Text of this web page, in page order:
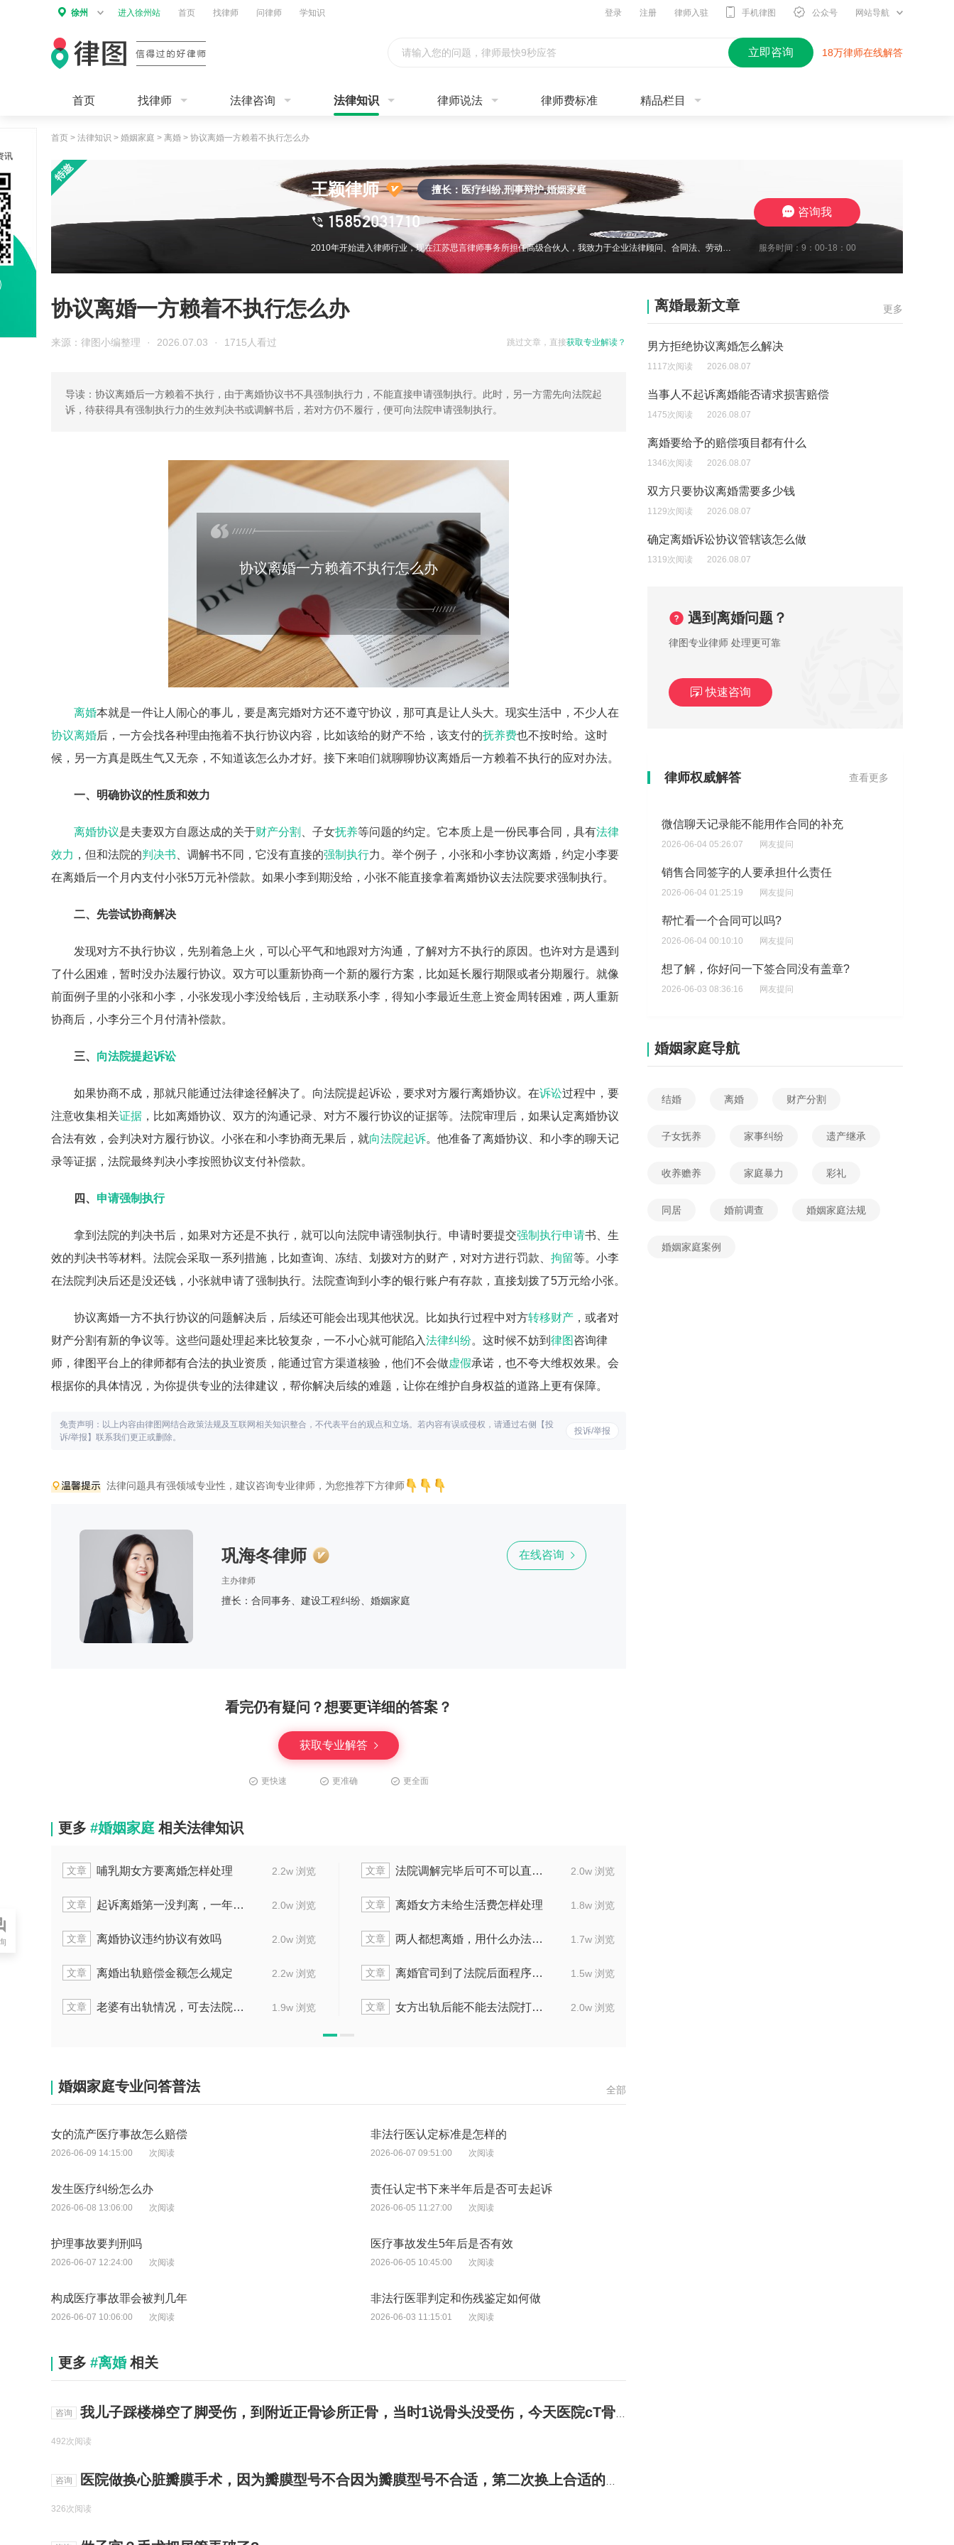
徐州 进入徐州站 首页 找律师 问律师 学知识 登录 注册 律师入驻 手机律图 公众号 网站导航
请输入您的问题，律师最快9秒应答 立即咨询 18万律师在线解答
首页 找律师 法律咨询 法律知识 律师说法 律师费标准 精品栏目
首页 > 法律知识 > 婚姻家庭 > 离婚 > 协议离婚一方赖着不执行怎么办
王颖律师 擅长：医疗纠纷,刑事辩护,婚姻家庭
15852031710
2010年开始进入律师行业，现在江苏思言律师事务所担任高级合伙人，我致力于企业法律顾问、合同法、劳动纠纷、工伤待遇赔偿、交通事故与保险合同研究、婚姻家事传承研究。至今累计承办1700余起案件，成功地维护了众多当事人的合法权益，取得了一系列出色的成绩，赢得了广大当事人的充分信赖及肯定。我在2024年10月份被评定为三级律师职称，我将继续要求自己勤勉尽责，注重熏陶品行与职业道德修养，为委托人提供了高效 服务时间：9：00-18：00
咨询我
协议离婚一方赖着不执行怎么办
跳过文章，直接获取专业解读？
来源：律图小编整理 · 2026.07.03 · 1715人看过
导读：协议离婚后一方赖着不执行，由于离婚协议书不具强制执行力，不能直接申请强制执行。此时，另一方需先向法院起
诉，待获得具有强制执行力的生效判决书或调解书后，若对方仍不履行，便可向法院申请强制执行。
协议离婚一方赖着不执行怎么办
离婚本就是一件让人闹心的事儿，要是离完婚对方还不遵守协议，那可真是让人头大。现实生活中，不少人在
协议离婚后，一方会找各种理由拖着不执行协议内容，比如该给的财产不给，该支付的抚养费也不按时给。这时
候，另一方真是既生气又无奈，不知道该怎么办才好。接下来咱们就聊聊协议离婚后一方赖着不执行的应对办法。
一、明确协议的性质和效力
离婚协议是夫妻双方自愿达成的关于财产分割 、子女抚养等问题的约定。它本质上是一份民事合同，具有法律
效力 ，但和法院的判决书 、调解书不同，它没有直接的强制执行力。举个例子，小张和小李协议离婚，约定小李要
在离婚后一个月内支付小张5万元补偿款。如果小李到期没给，小张不能直接拿着离婚协议去法院要求强制执行。
二、先尝试协商解决
发现对方不执行协议，先别着急上火，可以心平气和地跟对方沟通，了解对方不执行的原因。也许对方是遇到
了什么困难，暂时没办法履行协议。双方可以重新协商一个新的履行方案，比如延长履行期限或者分期履行。就像
前面例子里的小张和小李，小张发现小李没给钱后，主动联系小李，得知小李最近生意上资金周转困难，两人重新
协商后，小李分三个月付清补偿款。
三、 向法院提起诉讼
如果协商不成，那就只能通过法律途径解决了。向法院提起诉讼，要求对方履行离婚协议。在诉讼过程中，要
注意收集相关证据 ，比如离婚协议、双方的沟通记录、对方不履行协议的证据等。法院审理后，如果认定离婚协议
合法有效，会判决对方履行协议。小张在和小李协商无果后，就向法院起诉。他准备了离婚协议、和小李的聊天记
录等证据，法院最终判决小李按照协议支付补偿款。
四、 申请强制执行
拿到法院的判决书后，如果对方还是不执行，就可以向法院申请强制执行。申请时要提交强制执行申请书、生
效的判决书等材料。法院会采取一系列措施，比如查询、冻结、划拨对方的财产，对对方进行罚款、 拘留等。小李
在法院判决后还是没还钱，小张就申请了强制执行。法院查询到小李的银行账户有存款，直接划拨了5万元给小张。
协议离婚一方不执行协议的问题解决后，后续还可能会出现其他状况。比如执行过程中对方转移财产 ，或者对
财产分割有新的争议等。这些问题处理起来比较复杂，一不小心就可能陷入法律纠纷。这时候不妨到 律图 咨询律
师，律图平台上的律师都有合法的执业资质，能通过官方渠道核验，他们不会做虚假承诺，也不夸大维权效果。会
根据你的具体情况，为你提供专业的法律建议，帮你解决后续的难题，让你在维护自身权益的道路上更有保障。
投诉/举报
免责声明：以上内容由律图网结合政策法规及互联网相关知识整合，不代表平台的观点和立场。若内容有误或侵权，请通过右侧【投
诉/举报】联系我们更正或删除。
法律问题具有强领域专业性，建议咨询专业律师，为您推荐下方律师
巩海冬律师
主办律师
擅长：合同事务、建设工程纠纷、婚姻家庭
在线咨询
看完仍有疑问？想要更详细的答案？
获取专业解答
更快速 更准确 更全面
更多 #婚姻家庭 相关法律知识
2.2w 浏览
文章 哺乳期女方要离婚怎样处理 2.0w 浏览
文章 法院调解完毕后可不可以直接领离婚证
2.0w 浏览
文章 起诉离婚第一没判离，一年后再起诉能判离吗 1.8w 浏览
文章 离婚女方未给生活费怎样处理
2.0w 浏览
文章 离婚协议违约协议有效吗 1.7w 浏览
文章 两人都想离婚，用什么办法能最快
2.2w 浏览
文章 离婚出轨赔偿金额怎么规定 1.5w 浏览
文章 离婚官司到了法院后面程序怎么走
1.9w 浏览
文章 老婆有出轨情况，可去法院告那个男方吗 2.0w 浏览
文章 女方出轨后能不能去法院打官司
婚姻家庭专业问答普法 全部
女的流产医疗事故怎么赔偿
2026-06-09 14:15:00 次阅读
发生医疗纠纷怎么办
2026-06-08 13:06:00 次阅读
护理事故要判刑吗
2026-06-07 12:24:00 次阅读
构成医疗事故罪会被判几年
2026-06-07 10:06:00 次阅读
非法行医认定标准是怎样的
2026-06-07 09:51:00 次阅读
责任认定书下来半年后是否可去起诉
2026-06-05 11:27:00 次阅读
医疗事故发生5年后是否有效
2026-06-05 10:45:00 次阅读
非法行医罪判定和伤残鉴定如何做
2026-06-03 11:15:01 次阅读
更多 #离婚 相关
咨询 我儿子踩楼梯空了脚受伤，到附近正骨诊所正骨，当时1说骨头没受伤，今天医院cT骨折，正骨诊所有责任吗?
492次阅读
咨询 医院做换心脏瓣膜手术，因为瓣膜型号不合因为瓣膜型号不合适，第二次换上合适的因为瓣膜型号不合适，第二次换上合适的，所产生的费用由谁来承担？
326次阅读
更多
离婚最新文章
男方拒绝协议离婚怎么解决
1117次阅读 2026.08.07
当事人不起诉离婚能否请求损害赔偿
1475次阅读 2026.08.07
离婚要给予的赔偿项目都有什么
1346次阅读 2026.08.07
双方只要协议离婚需要多少钱
1129次阅读 2026.08.07
确定离婚诉讼协议管辖该怎么做
1319次阅读 2026.08.07
遇到离婚问题？
律图专业律师 处理更可靠
快速咨询
律师权威解答 查看更多
提供书证需要符合哪些要求
微信聊天记录能不能用作合同的补充
2026-06-04 05:26:07 网友提问
销售合同签字的人要承担什么责任
2026-06-04 01:25:19 网友提问
帮忙看一个合同可以吗?
2026-06-04 00:10:10 网友提问
想了解，你好问一下签合同没有盖章?
2026-06-03 08:36:16 网友提问
场地租赁合同咨询?
2026-06-02 15:32:38 网友提问
婚姻家庭导航
结婚 离婚 财产分割
子女抚养 家事纠纷 遗产继承
收养赡养 家庭暴力 彩礼
同居 婚前调查 婚姻家庭法规
婚姻家庭案例
讯